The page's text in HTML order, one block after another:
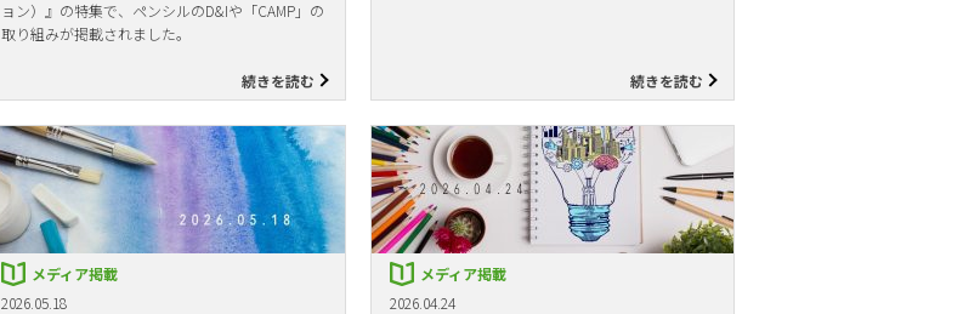
ョン）』の特集で、ペンシルのD&Iや「CAMP」の
取り組みが掲載されました。
続きを読む 続きを読む
メディア掲載
2026.05.18
メディア掲載
2026.04.24